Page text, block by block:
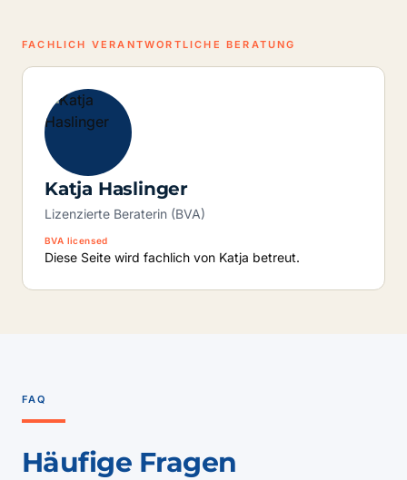
FACHLICH VERANTWORTLICHE BERATUNG
Katja Haslinger
Lizenzierte Beraterin (BVA)
BVA licensed
Diese Seite wird fachlich von Katja betreut.
FAQ
Häufige Fragen